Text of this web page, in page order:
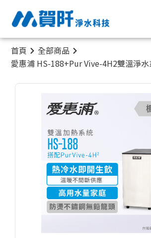
首頁
全部商品
愛惠浦 HS-188+Pur Vive-4H2雙溫淨